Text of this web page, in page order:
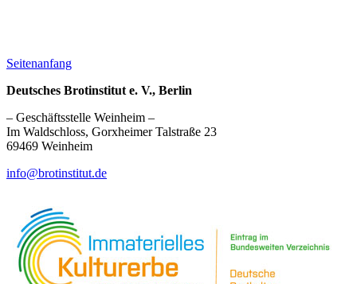
Seitenanfang
Deutsches Brotinstitut e. V., Berlin
– Geschäftsstelle Weinheim –
Im Waldschloss, Gorxheimer Talstraße 23
69469 Weinheim
info@brotinstitut.de